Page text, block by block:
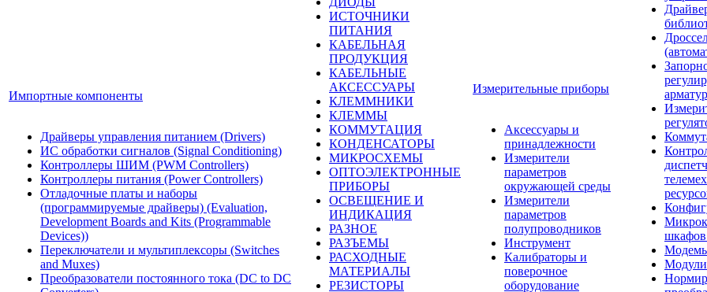
Импортные компоненты
Драйверы управления питанием (Drivers)
ИС обработки сигналов (Signal Conditioning)
Контроллеры ШИМ (PWM Controllers)
Контроллеры питания (Power Controllers)
Отладочные платы и наборы
(программируемые драйверы) (Evaluation,
Development Boards and Kits (Programmable
Devices))
Переключатели и мультиплексоры (Switches
and Muxes)
Преобразователи постоянного тока (DC to DC
ИСТОЧНИКИ
ПИТАНИЯ
КАБЕЛЬНАЯ
ПРОДУКЦИЯ
КАБЕЛЬНЫЕ
АКСЕССУАРЫ
КЛЕММНИКИ
КЛЕММЫ
КОММУТАЦИЯ
КОНДЕНСАТОРЫ
МИКРОСХЕМЫ
ОПТОЭЛЕКТРОННЫЕ
ПРИБОРЫ
ОСВЕЩЕНИЕ И
ИНДИКАЦИЯ
РАЗНОЕ
РАЗЪЕМЫ
РАСХОДНЫЕ
МАТЕРИАЛЫ
РЕЗИСТОРЫ
Измерительные приборы
Аксессуары и
принадлежности
Измерители
параметров
окружающей среды
Измерители
параметров
полупроводников
Инструмент
Калибраторы и
поверочное
оборудование
шкафов
Модули